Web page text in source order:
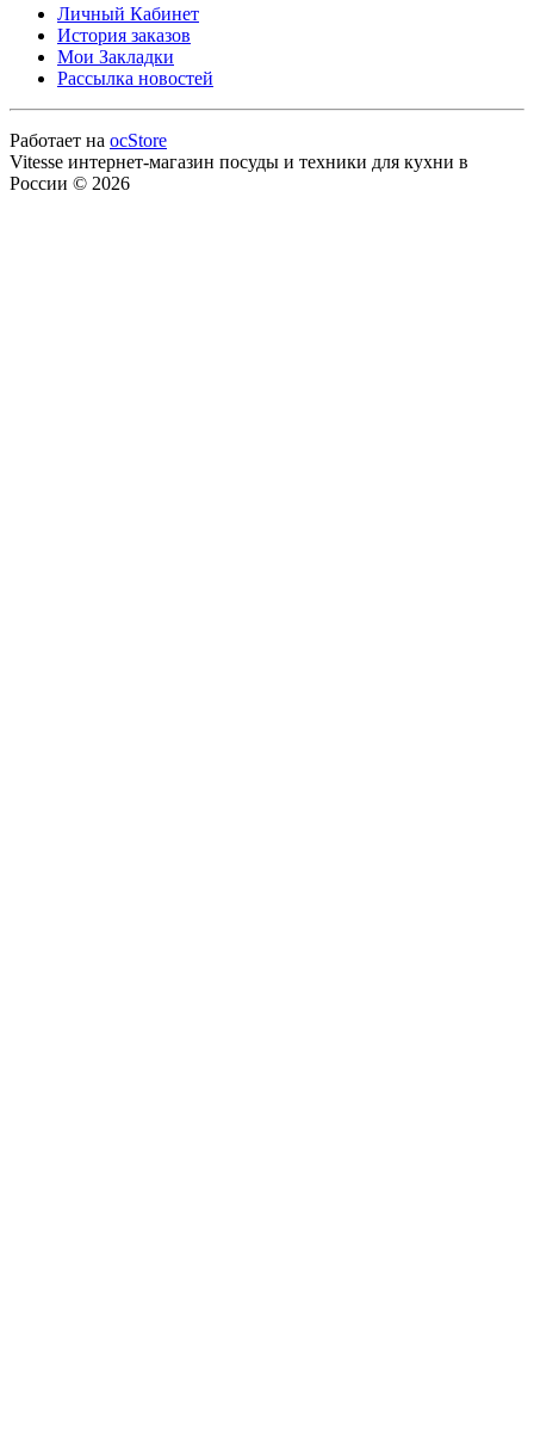
Личный Кабинет
История заказов
Мои Закладки
Рассылка новостей
Работает на ocStore
Vitesse интернет-магазин посуды и техники для кухни в
России © 2026